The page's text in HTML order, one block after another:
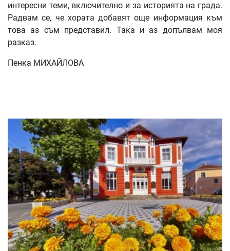
интересни теми, включително и за историята на града.
Радвам се, че хората добавят още информация към
това аз съм представил. Така и аз допълвам моя
разказ.
Пенка МИХАЙЛОВА